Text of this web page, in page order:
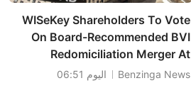
WISeKey Shareholders To Vote
On Board-Recommended BVI
Redomiciliation Merger At
September EGM
Benzinga News اليوم 06:51